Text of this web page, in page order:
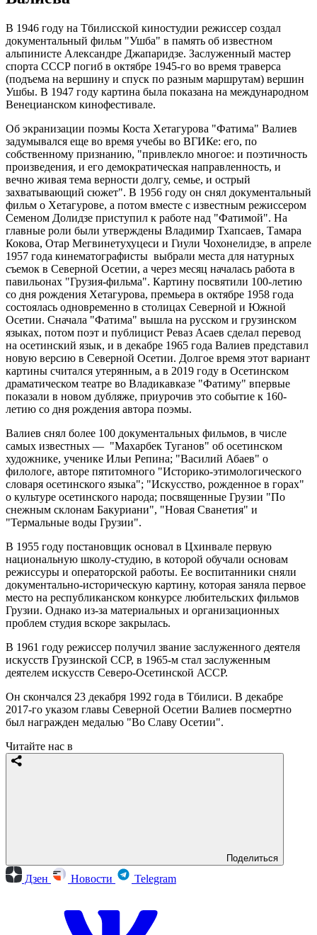
В 1946 году на Тбилисской киностудии режиссер создал
документальный фильм "Ушба" в память об известном
альпинисте Александре Джапаридзе. Заслуженный мастер
спорта СССР погиб в октябре 1945-го во время траверса
(подъема на вершину и спуск по разным маршрутам) вершин
Ушбы. В 1947 году картина была показана на международном
Венецианском кинофестивале.
Об экранизации поэмы Коста Хетагурова "Фатима" Валиев
задумывался еще во время учебы во ВГИКе: его, по
собственному признанию, "привлекло многое: и поэтичность
произведения, и его демократическая направленность, и
вечно живая тема верности долгу, семье, и острый
захватывающий сюжет". В 1956 году он снял документальный
фильм о Хетагурове, а потом вместе с известным режиссером
Семеном Долидзе приступил к работе над "Фатимой". На
главные роли были утверждены Владимир Тхапсаев, Тамара
Кокова, Отар Мегвинетухуцеси и Гиули Чохонелидзе, в апреле
1957 года кинематографисты выбрали места для натурных
съемок в Северной Осетии, а через месяц началась работа в
павильонах "Грузия-фильма". Картину посвятили 100-летию
со дня рождения Хетагурова, премьера в октябре 1958 года
состоялась одновременно в столицах Северной и Южной
Осетии. Сначала "Фатима" вышла на русском и грузинском
языках, потом поэт и публицист Реваз Асаев сделал перевод
на осетинский язык, и в декабре 1965 года Валиев представил
новую версию в Северной Осетии. Долгое время этот вариант
картины считался утерянным, а в 2019 году в Осетинском
драматическом театре во Владикавказе "Фатиму" впервые
показали в новом дубляже, приурочив это событие к 160-
летию со дня рождения автора поэмы.
Валиев снял более 100 документальных фильмов, в числе
самых известных — "Махарбек Туганов" об осетинском
художнике, ученике Ильи Репина; "Василий Абаев" о
филологе, авторе пятитомного "Историко-этимологического
словаря осетинского языка"; "Искусство, рожденное в горах"
о культуре осетинского народа; посвященные Грузии "По
снежным склонам Бакуриани", "Новая Сванетия" и
"Термальные воды Грузии".
В 1955 году постановщик основал в Цхинвале первую
национальную школу-студию, в которой обучали основам
режиссуры и операторской работы. Ее воспитанники сняли
документально-историческую картину, которая заняла первое
место на республиканском конкурсе любительских фильмов
Грузии. Однако из-за материальных и организационных
проблем студия вскоре закрылась.
В 1961 году режиссер получил звание заслуженного деятеля
искусств Грузинской ССР, в 1965-м стал заслуженным
деятелем искусств Северо-Осетинской АССР.
Он скончался 23 декабря 1992 года в Тбилиси. В декабре
2017-го указом главы Северной Осетии Валиев посмертно
был награжден медалью "Во Славу Осетии".
Читайте нас в
Поделиться
Дзен Новости Telegram